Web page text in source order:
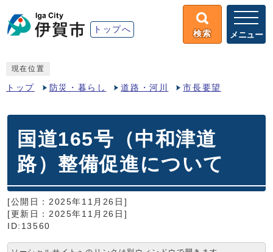
トップへ 検索 メニュー
現在位置
トップ 防災・暮らし 道路・河川 市長要望
国道165号（中和津道
路）整備促進について
[公開日：2025年11月26日]
[更新日：2025年11月26日]
ID:13560